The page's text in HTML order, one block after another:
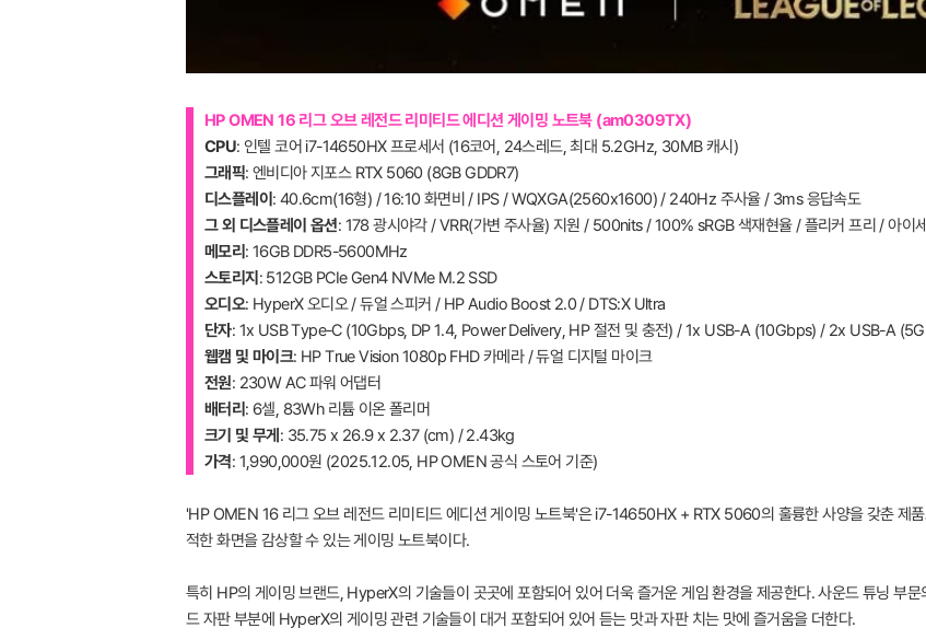
HP OMEN 16 리그 오브 레전드 리미티드 에디션 게이밍 노트북 (am0309TX)
CPU: 인텔 코어 i7-14650HX 프로세서 (16코어, 24스레드, 최대 5.2GHz, 30MB 캐시)
그래픽: 엔비디아 지포스 RTX 5060 (8GB GDDR7)
디스플레이 : 40.6cm(16형) / 16:10 화면비 / IPS / WQXGA(2560x1600) / 240Hz 주사율 / 3ms 응답속도
그 외 디스플레이 옵션: 178 광시야각 / VRR(가변 주사율) 지원 / 500nits / 100% sRGB 색재현율 / 플리커 프리 / 아이
메모리 : 16GB DDR5-5600MHz
스토리지 : 512GB PCIe Gen4 NVMe M.2 SSD
오디오: HyperX 오디오 / 듀얼 스피커 / HP Audio Boost 2.0 / DTS:X Ultra
단자: 1x USB Type-C (10Gbps, DP 1.4, Power Delivery, HP 절전 및 충전) / 1x USB-A (10Gbps) / 2x USB-A
웹캠 및 마이크: HP True Vision 1080p FHD 카메라 / 듀얼 디지털 마이크
전원: 230W AC 파워 어댑터
배터리 : 6셀, 83Wh 리튬 이온 폴리머
크기 및 무게 : 35.75 x 26.9 x 2.37 (cm) / 2.43kg
가격: 1,990,000원 (2025.12.05, HP OMEN 공식 스토어 기준)
'HP OMEN 16 리그 오브 레전드 리미티드 에디션 게이밍 노트북'은 i7-14650HX + RTX 5060의 훌륭한 사양을 갖춘 제
적한 화면을 감상할 수 있는 게이밍 노트북이다.
특히 HP의 게이밍 브랜드, HyperX의 기술들이 곳곳에 포함되어 있어 더욱 즐거운 게임 환경을 제공한다. 사운드 튜닝 부
드 자판 부분에 HyperX의 게이밍 관련 기술들이 대거 포함되어 있어 듣는 맛과 자판 치는 맛에 즐거움을 더한다.